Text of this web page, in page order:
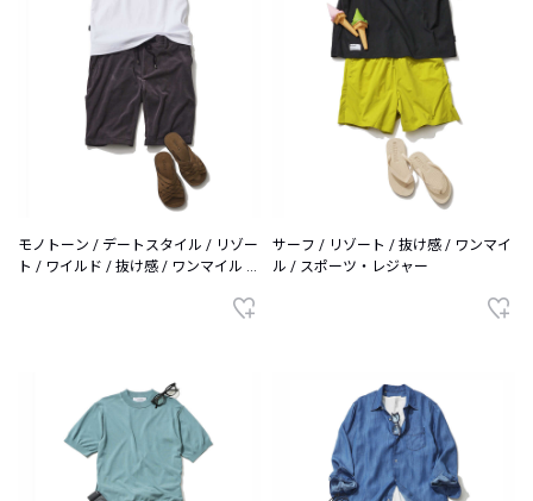
モノトーン / デートスタイル / リゾー
ト / ワイルド / 抜け感 / ワンマイル /
サーフ / リゾート / 抜け感 / ワンマイ
ル / スポーツ・レジャー